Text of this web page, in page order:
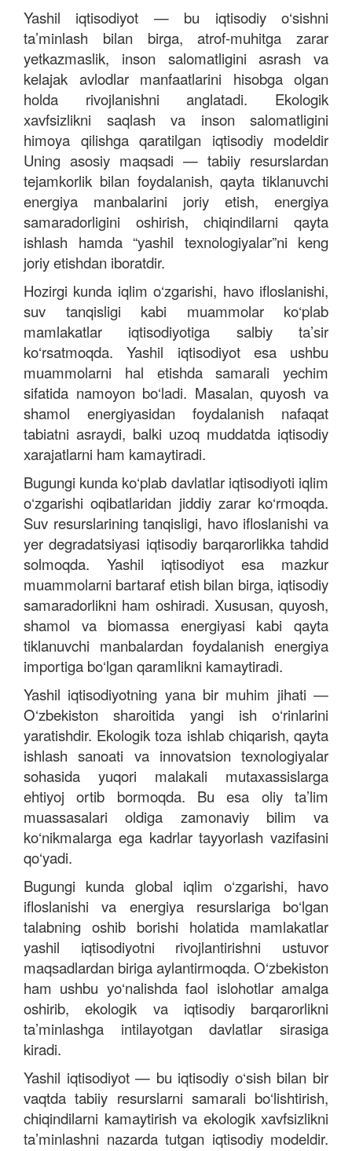
Yashil iqtisodiyot — bu iqtisodiy o‘sishni
ta’minlash bilan birga, atrof-muhitga zarar
yetkazmaslik, inson salomatligini asrash va
kelajak avlodlar manfaatlarini hisobga olgan
holda rivojlanishni anglatadi. Ekologik
xavfsizlikni saqlash va inson salomatligini
himoya qilishga qaratilgan iqtisodiy modeldir
Uning asosiy maqsadi — tabiiy resurslardan
tejamkorlik bilan foydalanish, qayta tiklanuvchi
energiya manbalarini joriy etish, energiya
samaradorligini oshirish, chiqindilarni qayta
ishlash hamda “yashil texnologiyalar”ni keng
joriy etishdan iboratdir.
Hozirgi kunda iqlim o‘zgarishi, havo ifloslanishi,
suv tanqisligi kabi muammolar ko‘plab
mamlakatlar iqtisodiyotiga salbiy ta’sir
ko‘rsatmoqda.Yashil iqtisodiyot esa ushbu
muammolarni hal etishda samarali yechim
sifatida namoyon bo‘ladi. Masalan, quyosh va
shamol energiyasidan foydalanish nafaqat
tabiatni asraydi, balki uzoq muddatda iqtisodiy
xarajatlarni ham kamaytiradi.
Bugungi kunda ko‘plab davlatlar iqtisodiyoti iqlim
o‘zgarishi oqibatlaridan jiddiy zarar ko‘rmoqda.
Suv resurslarining tanqisligi, havo ifloslanishi va
yer degradatsiyasi iqtisodiy barqarorlikka tahdid
solmoqda. Yashil iqtisodiyot esa mazkur
muammolarni bartaraf etish bilan birga, iqtisodiy
samaradorlikni ham oshiradi. Xususan, quyosh,
shamol va biomassa energiyasi kabi qayta
tiklanuvchi manbalardan foydalanish energiya
importiga bo‘lgan qaramlikni kamaytiradi.
Yashil iqtisodiyotning yana bir muhim jihati —
O‘zbekiston sharoitida yangi ish o‘rinlarini
yaratishdir. Ekologik toza ishlab chiqarish, qayta
ishlash sanoati va innovatsion texnologiyalar
sohasida yuqori malakali mutaxassislarga
ehtiyoj ortib bormoqda. Bu esa oliy ta’lim
muassasalari oldiga zamonaviy bilim va
ko‘nikmalarga ega kadrlar tayyorlash vazifasini
qo‘yadi.
Bugungi kunda global iqlim o‘zgarishi, havo
ifloslanishi va energiya resurslariga bo‘lgan
talabning oshib borishi holatida mamlakatlar
yashil iqtisodiyotni rivojlantirishni ustuvor
maqsadlardan biriga aylantirmoqda. O‘zbekiston
ham ushbu yo‘nalishda faol islohotlar amalga
oshirib, ekologik va iqtisodiy barqarorlikni
ta’minlashga intilayotgan davlatlar sirasiga
kiradi.
Yashil iqtisodiyot — bu iqtisodiy o‘sish bilan bir
vaqtda tabiiy resurslarni samarali bo‘lishtirish,
chiqindilarni kamaytirish va ekologik xavfsizlikni
ta’minlashni nazarda tutgan iqtisodiy modeldir.